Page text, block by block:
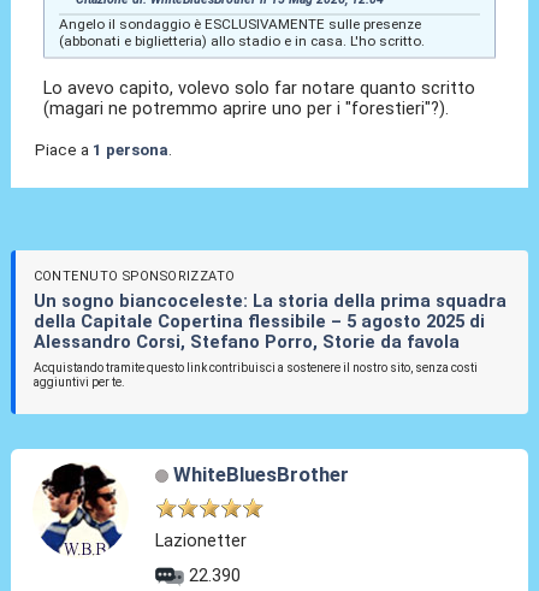
Angelo il sondaggio è ESCLUSIVAMENTE sulle presenze
(abbonati e biglietteria) allo stadio e in casa. L'ho scritto.
Lo avevo capito, volevo solo far notare quanto scritto
(magari ne potremmo aprire uno per i "forestieri"?).
Piace a 1 persona.
CONTENUTO SPONSORIZZATO
Un sogno biancoceleste: La storia della prima squadra
della Capitale Copertina flessibile – 5 agosto 2025 di
Alessandro Corsi, Stefano Porro, Storie da favola
Acquistando tramite questo link contribuisci a sostenere il nostro sito, senza costi
aggiuntivi per te.
WhiteBluesBrother
Lazionetter
22.390